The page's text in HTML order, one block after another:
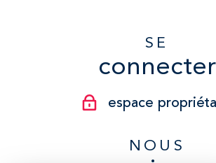
SE
connecter
espace
NOUS